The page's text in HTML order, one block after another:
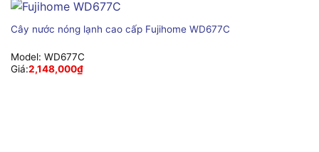
Cây nước nóng lạnh cao cấp Fujihome WD677C
Model: WD677C
Giá:2,148,000₫